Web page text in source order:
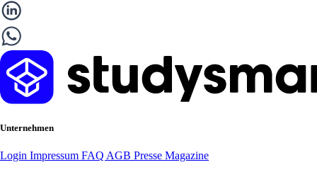
Unternehmen
Login Impressum FAQ AGB Presse Magazine